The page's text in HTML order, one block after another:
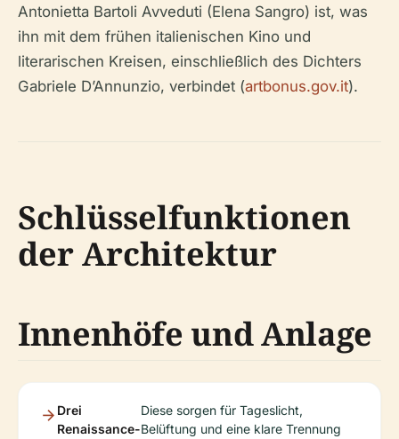
Antonietta Bartoli Avveduti (Elena Sangro) ist, was
ihn mit dem frühen italienischen Kino und
literarischen Kreisen, einschließlich des Dichters
Gabriele D’Annunzio, verbindet (artbonus.gov.it).
Schlüsselfunktionen
der Architektur
Innenhöfe und Anlage
Drei
Renaissance-
Diese sorgen für Tageslicht,
Belüftung und eine klare Trennung